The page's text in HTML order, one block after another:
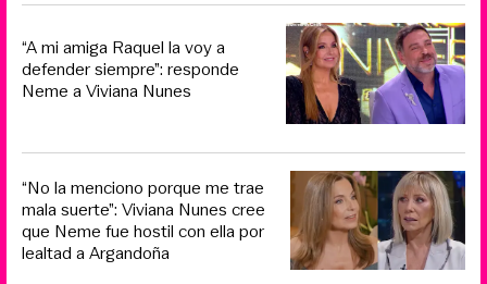
“A mi amiga Raquel la voy a
defender siempre”: responde
Neme a Viviana Nunes
“No la menciono porque me trae
mala suerte”: Viviana Nunes cree
que Neme fue hostil con ella por
lealtad a Argandoña